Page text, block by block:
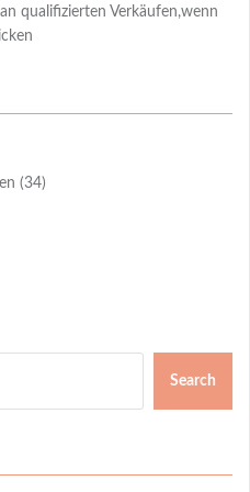
qualifizierten Verkäufen,wenn
(34)
Search